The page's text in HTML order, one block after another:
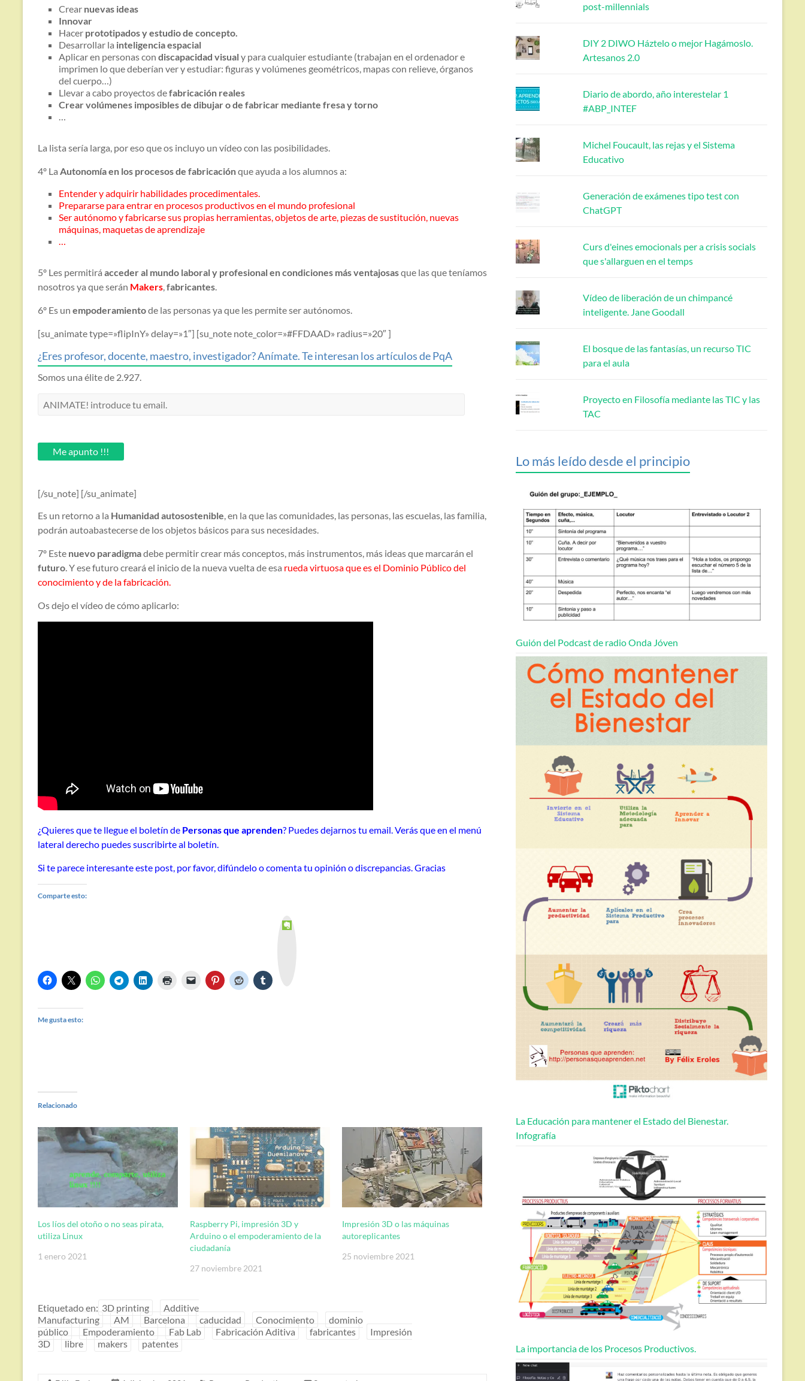
Crear nuevas ideas
Innovar
Hacer prototipados y estudio de concepto.
Desarrollar la inteligencia espacial
Aplicar en personas con discapacidad visualy para cualquier estudiante (trabajan en el ordenador e
imprimen lo que deberían ver y estudiar: figuras y volúmenes geométricos, mapas con relieve, órganos
del cuerpo…)
Llevar a cabo proyectos defabricación reales
Crear volúmenes imposibles de dibujar o de fabricar mediante fresa y torno
…
La lista sería larga, por eso que os incluyo un vídeo con las posibilidades.
4º La Autonomía en los procesos de fabricaciónque ayuda a los alumnos a:
Entender y adquirir habilidades procedimentales.
Prepararse para entrar en procesos productivos en el mundo profesional
Ser autónomo y fabricarse sus propias herramientas, objetos de arte, piezas de sustitución, nuevas
máquinas, maquetas de aprendizaje
…
5º Les permitirá acceder al mundo laboral y profesional en condiciones más ventajosasque las que teníamos
nosotros ya que serán Makers,fabricantes.
6º Es un empoderamientode las personas ya que les permite ser autónomos.
[su_animate type=»flipInY» delay=»1″] [su_note note_color=»#FFDAAD» radius=»20″ ]
¿Eres profesor, docente, maestro, investigador? Anímate. Te interesan los artículos de PqA
Somos una élite de 2.927.
ANIMATE!
email.
Me apunto !!!
[/su_note] [/su_animate]
Es un retorno a la Humanidad autosostenible, en la que las comunidades, las personas, las escuelas, las familia,
podrán autoabastecerse de los objetos básicos para sus necesidades.
7º Este nuevo paradigmadebe permitir crear más conceptos, más instrumentos, más ideas que marcarán el
futuro. Y ese futuro creará el inicio de la nueva vuelta de esa rueda virtuosa que es el Dominio Público del
conocimiento y de la fabricación.
Os dejo el vídeo de cómo aplicarlo:
¿Quieres que te llegue el boletín de Personas que aprenden? Puedes dejarnos tu email. Verás que en el menú
lateral derecho puedes suscribirte al boletín.
Si te parece interesante este post, por favor, difúndelo o comenta tu opinión o discrepancias. Gracias
Comparte esto:
Me gusta esto:
Relacionado
Los líos del otoño o no seas pirata,
utiliza Linux
1 enero 2021
Raspberry Pi, impresión 3D y
Arduino o el empoderamiento de la
ciudadanía
27 noviembre 2021
Impresión 3D o las máquinas
autoreplicantes
25 noviembre 2021
Etiquetado en: 3D printing
Additive
Manufacturing
AM Barcelona caducidad Conocimiento
dominio
público
Empoderamiento Fab Lab Fabricación Aditiva fabricantes
Impresión
3D
libre makers patentes
post-millennials
DIY 2 DIWO Háztelo o mejor Hagámoslo.
Artesanos 2.0
Diario de abordo, año interestelar 1
#ABP_INTEF
Michel Foucault, las rejas y el Sistema
Educativo
Generación de exámenes tipo test con
ChatGPT
Curs d'eines emocionals per a crisis socials
que s'allarguen en el temps
Vídeo de liberación de un chimpancé
inteligente. Jane Goodall
El bosque de las fantasías, un recurso TIC
para el aula
Proyecto en Filosofía mediante las TIC y las
TAC
Lo más leído desde el principio
Guión del Podcast de radio Onda Jóven
La Educación para mantener el Estado del Bienestar.
Infografía
La importancia de los Procesos Productivos.